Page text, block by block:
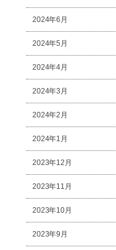
2024年6月
2024年5月
2024年4月
2024年3月
2024年2月
2024年1月
2023年12月
2023年11月
2023年10月
2023年9月